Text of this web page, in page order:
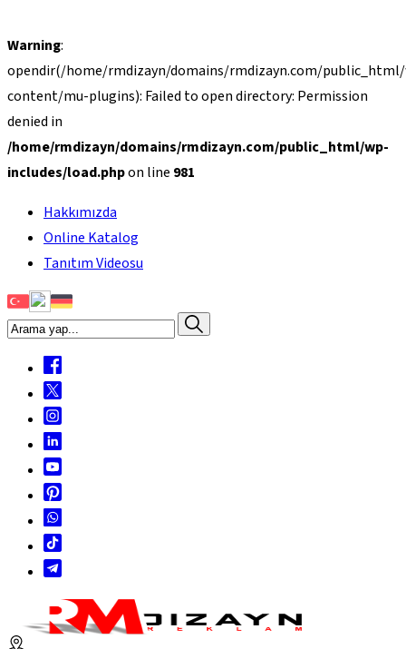
Warning:
opendir(/home/rmdizayn/domains/rmdizayn.com/
content/mu-plugins): Failed to open directory: Permission
denied in
/home/rmdizayn/domains/rmdizayn.com/public_html/wp-
includes/load.phpon line 981
Hakkımızda
Online Katalog
Tanıtım Videosu